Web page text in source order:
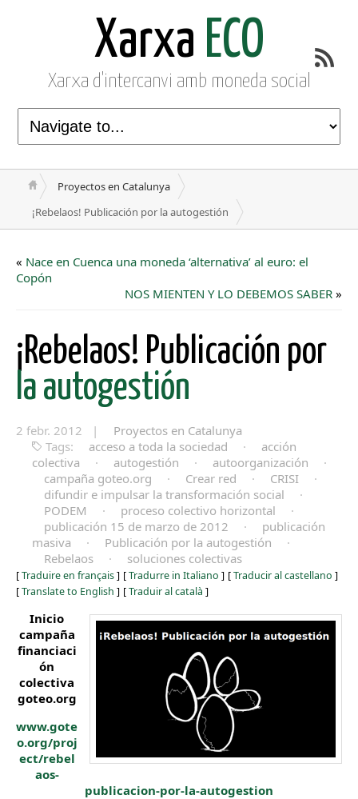
Xarxa ECO
Xarxa d'intercanvi amb moneda social
Proyectos en Catalunya
¡Rebelaos! Publicación por la autogestión
« Nace en Cuenca una moneda ‘alternativa’ al euro: el
Copón
NOS MIENTEN Y LO DEBEMOS SABER »
¡Rebelaos! Publicación por
la autogestión
2 febr. 2012 |
Proyectos en Catalunya
Tags:
acceso a toda la sociedad ·
acción
colectiva
· autogestión · autoorganización
·
campaña goteo.org
· Crear red · CRISI
·
difundir e impulsar la transformación social
·
PODEM
· proceso colectivo horizontal
·
publicación 15 de marzo de 2012
·
publicación
masiva
· Publicación por la autogestión
·
Rebelaos
· soluciones colectivas
[Traduire en français] [Tradurre in Italiano ] [Traducir al castellano ]
[Translate to English ] [Traduir al català ]
Inicio
campaña
financiaci
ón
colectiva
goteo.org
www.gote
o.org/proj
ect/rebel
aos-
publicacion-por-la-autogestion